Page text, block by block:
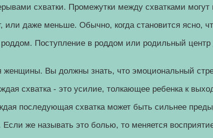
схватки. Промежутки между схватками могут
или даже меньше. Обычно, когда становится ясно,
Поступление в роддом или родильный центр
женщины. Вы должны знать, что эмоциональный
схватка - это усилие, толкающее ребенка к
последующая схватка может быть сильнее
же называть это болью, то меняется